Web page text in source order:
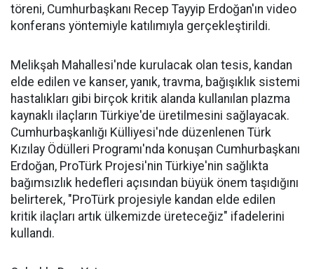
töreni, Cumhurbaşkanı Recep Tayyip Erdoğan'ın video
konferans yöntemiyle katılımıyla gerçekleştirildi.
Melikşah Mahallesi'nde kurulacak olan tesis, kandan
elde edilen ve kanser, yanık, travma, bağışıklık sistemi
hastalıkları gibi birçok kritik alanda kullanılan plazma
kaynaklı ilaçların Türkiye'de üretilmesini sağlayacak.
Cumhurbaşkanlığı Külliyesi'nde düzenlenen Türk
Kızılay Ödülleri Programı'nda konuşan Cumhurbaşkanı
Erdoğan, ProTürk Projesi'nin Türkiye'nin sağlıkta
bağımsızlık hedefleri açısından büyük önem taşıdığını
belirterek, "ProTürk projesiyle kandan elde edilen
kritik ilaçları artık ülkemizde üreteceğiz" ifadelerini
kullandı.